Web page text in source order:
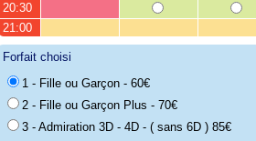
20:30
21:00
Forfait choisi
1 - Fille ou Garçon - 60€
2 - Fille ou Garçon Plus - 70€
3 - Admiration 3D - 4D - ( sans 6D ) 85€